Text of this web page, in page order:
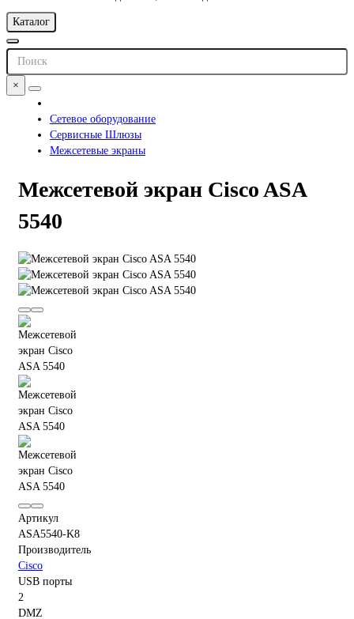
Каталог
×
Сетевое оборудование
Сервисные Шлюзы
Межсетевые экраны
Межсетевой экран Cisco ASA
5540
Артикул
ASA5540-K8
Производитель
Cisco
USB порты
2
DMZ